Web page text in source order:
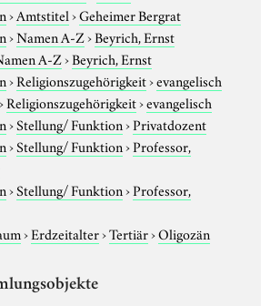
›Amtstitel›Geheimer Bergrat
›Namen A-Z›Beyrich, Ernst
A-Z›Beyrich, Ernst
›Religionszugehörigkeit›evangelisch
›Religionszugehörigkeit›evangelisch
›Stellung/ Funktion›Privatdozent
›Stellung/ Funktion›Professor,
›Stellung/ Funktion›Professor,
›Erdzeitalter›Tertiär›Oligozän